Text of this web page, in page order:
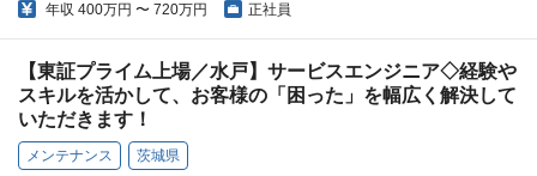
年収 400万円 〜 720万円 正社員
【東証プライム上場／水戸】サービスエンジニア◇経験や
スキルを活かして、お客様の「困った」を幅広く解決して
いただきます！
メンテナンス 茨城県